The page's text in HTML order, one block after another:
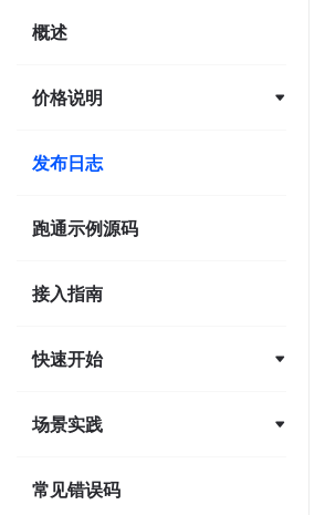
概述
价格说明
发布日志
跑通示例源码
接入指南
快速开始
场景实践
常见错误码